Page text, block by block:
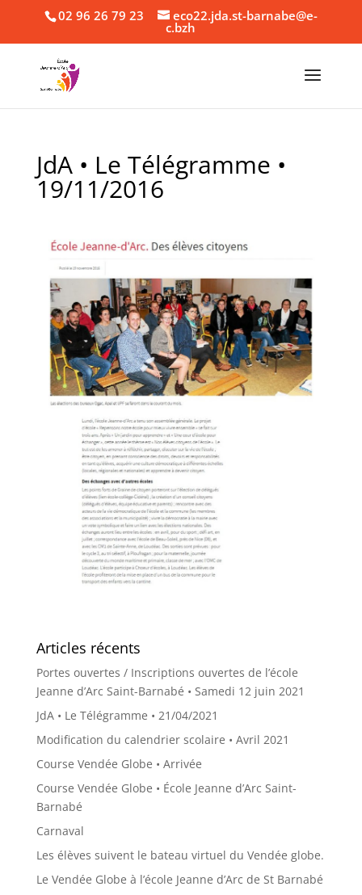
02 96 26 79 23 eco22.jda.st-barnabe@e-
c.bzh
JdA • Le Télégramme •
19/11/2016
Articles récents
Portes ouvertes / Inscriptions ouvertes de l’école
Jeanne d’Arc Saint-Barnabé • Samedi 12 juin 2021
JdA • Le Télégramme • 21/04/2021
Modification du calendrier scolaire • Avril 2021
Course Vendée Globe • Arrivée
Course Vendée Globe • École Jeanne d’Arc Saint-
Barnabé
Carnaval
Les élèves suivent le bateau virtuel du Vendée globe.
Le Vendée Globe à l’école Jeanne d’Arc de St Barnabé